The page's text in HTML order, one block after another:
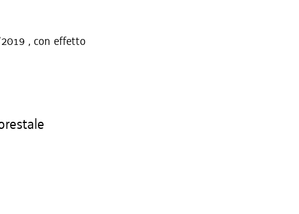
, con effetto